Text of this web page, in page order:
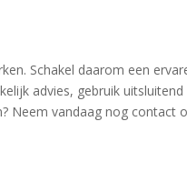
Schakel daarom een
advies, gebruik uitsluitend
Neem vandaag nog contact